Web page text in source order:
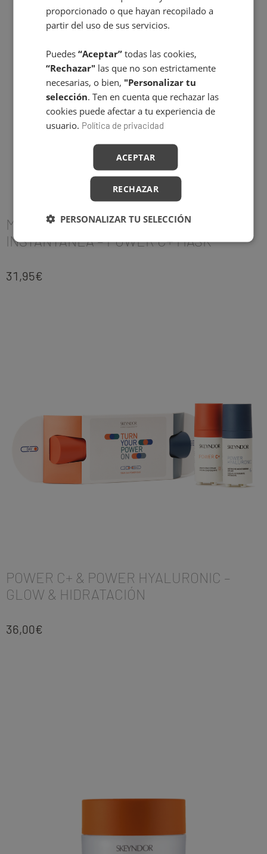
MASCARILLA ILUMINADORA
INSTANTÁNEA – POWER C+ MASK
31,95€
POWER C+ & POWER HYALURONIC –
GLOW & HIDRATACIÓN
36,00€
proporcionado o que hayan recopilado a
partir del uso de sus servicios.
Puedes“Aceptar” todas las cookies,
“Rechazar" las que no son estrictamente
necesarias, o bien, "Personalizar tu
selección. Ten en cuenta que rechazar las
cookies puede afectar a tu experiencia de
usuario. Política de privacidad
ACEPTAR
RECHAZAR
PERSONALIZAR TU SELECCIÓN